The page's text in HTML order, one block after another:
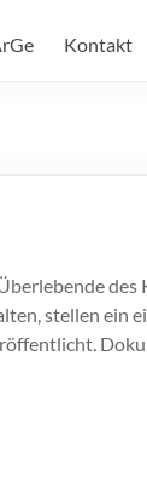
Kontakt
stellen ein